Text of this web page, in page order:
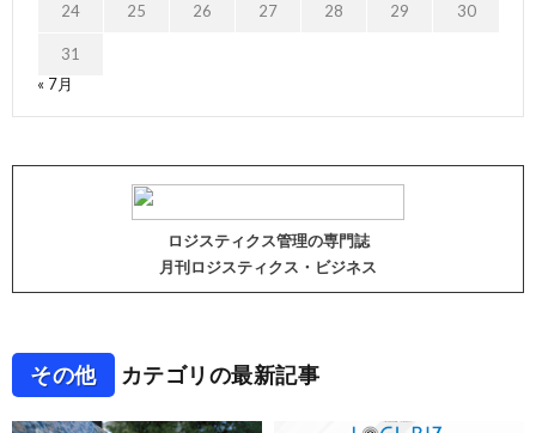
24 25 26 27 28 29 30
31
« 7月
ロジスティクス管理の専門誌
月刊ロジスティクス・ビジネス
その他 カテゴリの最新記事